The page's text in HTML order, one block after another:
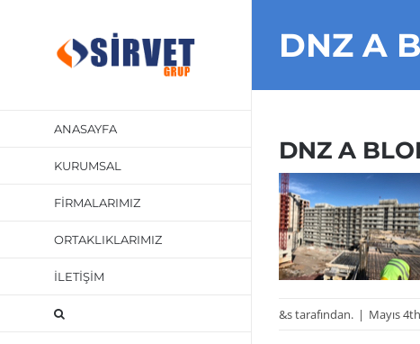
ANASAYFA
KURUMSAL
FİRMALARIMIZ
ORTAKLIKLARIMIZ
İLETİŞİM
DNZ A
DNZ A
&s tarafından. | Mayıs